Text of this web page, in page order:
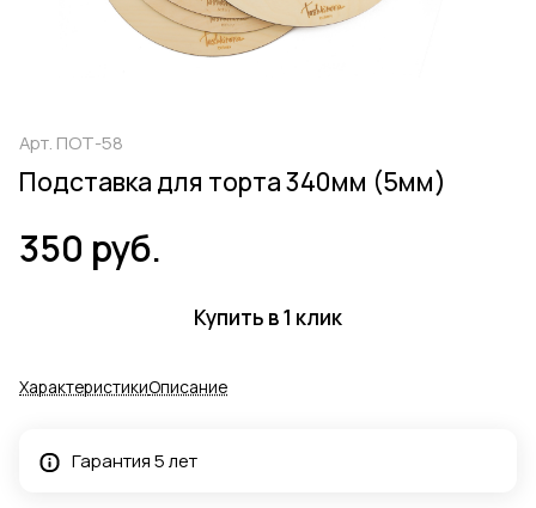
Арт. ПОТ-58
Подставка для торта 340мм (5мм)
350 руб.
Купить в 1 клик
ХарактеристикиОписание
Гарантия 5 лет